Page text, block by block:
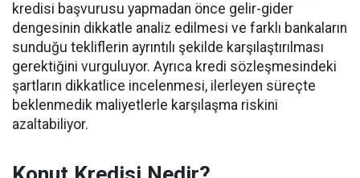
kredisi başvurusu yapmadan önce gelir-gider
dengesinin dikkatle analiz edilmesi ve farklı bankaların
sunduğu tekliflerin ayrıntılı şekilde karşılaştırılması
gerektiğini vurguluyor. Ayrıca kredi sözleşmesindeki
şartların dikkatlice incelenmesi, ilerleyen süreçte
beklenmedik maliyetlerle karşılaşma riskini
azaltabiliyor.